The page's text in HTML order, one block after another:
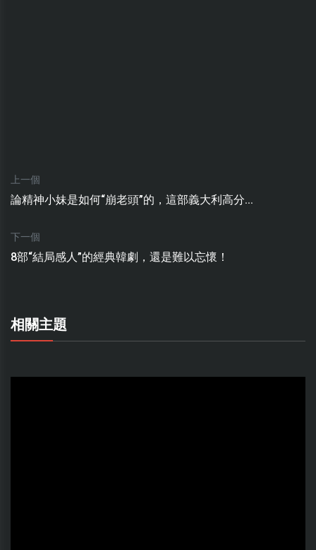
上一個
論精神小妹是如何“崩老頭”的，這部義大利高分...
下一個
8部“結局感人”的經典韓劇，還是難以忘懷！
相關主題